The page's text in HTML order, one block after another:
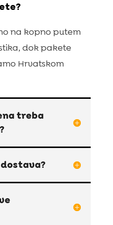
na kopno putem
dok pakete
Hrvatskom
treba